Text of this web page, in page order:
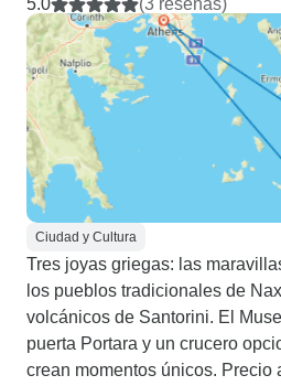
5.0 (3 reseñas)
Ciudad y Cultura
Tres joyas griegas: las
los pueblos tradicionales de
volcánicos de Santorini. El
puerta Portara y un crucero
crean momentos únicos. Precio